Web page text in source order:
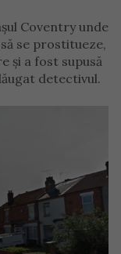
Coventry unde
se prostitueze,
și a fost supusă
detectivul.